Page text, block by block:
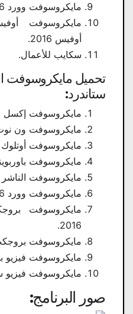
مايكروسوفت وورد 2016.
أوفيس 2016.
سكايب للأعمال.
ستاندرد:
مايكروسوفت إكسل 2016.
مايكروسوفت ون نوت
مايكروسوفت أوتلوك 2016.
مايكروسوفت باوربوينت
مايكروسوفت الناشر 2016.
مايكروسوفت وورد 2016.
مايكروسوفت
2016.
مايكروسوفت بروجكت
مايكروسوفت فيزيو
مايكروسوفت فيزيو
صور البرنامج: